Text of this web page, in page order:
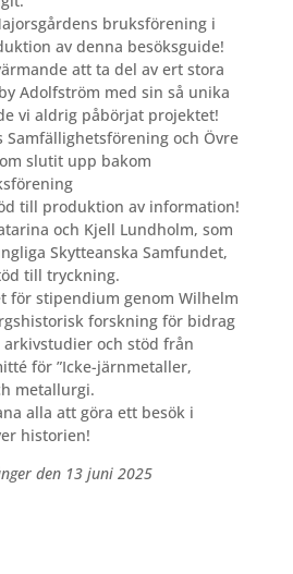
bruksförening i
av denna besöksguide!
att ta del av ert stora
Adolfström med sin så unika
vi aldrig påbörjat projektet!
Samfällighetsförening och Övre
slutit upp bakom
till produktion av information!
och Kjell Lundholm, som
Skytteanska Samfundet,
till tryckning.
för stipendium genom Wilhelm
forskning för bidrag
och stöd från
för ”Icke-järnmetaller,
metallurgi.
alla att göra ett besök i
historien!
den 13 juni 2025